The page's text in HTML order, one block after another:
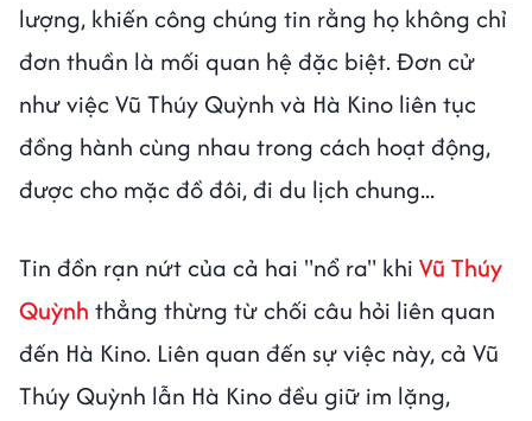
lượng, khiến công chúng tin rằng họ không chỉ
đơn thuần là mối quan hệ đặc biệt. Đơn cử
như việc Vũ Thúy Quỳnh và Hà Kino liên tục
đồng hành cùng nhau trong cách hoạt động,
được cho mặc đồ đôi, đi du lịch chung...
Tin đồn rạn nứt của cả hai "nổ ra" khi Vũ Thúy
Quỳnh thẳng thừng từ chối câu hỏi liên quan
đến Hà Kino. Liên quan đến sự việc này, cả Vũ
Thúy Quỳnh lẫn Hà Kino đều giữ im lặng,